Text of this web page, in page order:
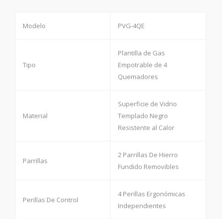
Modelo PVG-4QE
Tipo
Plantilla de Gas
Empotrable de 4
Quemadores
Material
Superficie de Vidrio
Templado Negro
Resistente al Calor
Parrillas
2 Parrillas De Hierro
Fundido Removibles
Perillas De Control
4 Perillas Ergonómicas
Independientes